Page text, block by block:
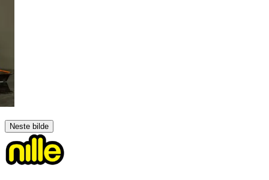
Neste bilde